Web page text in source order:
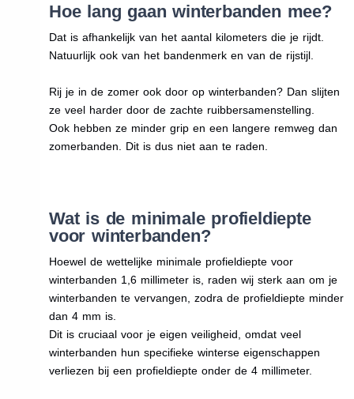
Hoe lang gaan winterbanden mee?
Dat is afhankelijk van het aantal kilometers die je rijdt.
Natuurlijk ook van het bandenmerk en van de rijstijl.
Rij je in de zomer ook door op winterbanden? Dan slijten
ze veel harder door de zachte ruibbersamenstelling.
Ook hebben ze minder grip en een langere remweg dan
zomerbanden. Dit is dus niet aan te raden.
Wat is de minimale profieldiepte
voor winterbanden?
Hoewel de wettelijke minimale profieldiepte voor
winterbanden 1,6 millimeter is, raden wij sterk aan om je
winterbanden te vervangen, zodra de profieldiepte minder
dan 4 mm is.
Dit is cruciaal voor je eigen veiligheid, omdat veel
winterbanden hun specifieke winterse eigenschappen
verliezen bij een profieldiepte onder de 4 millimeter.